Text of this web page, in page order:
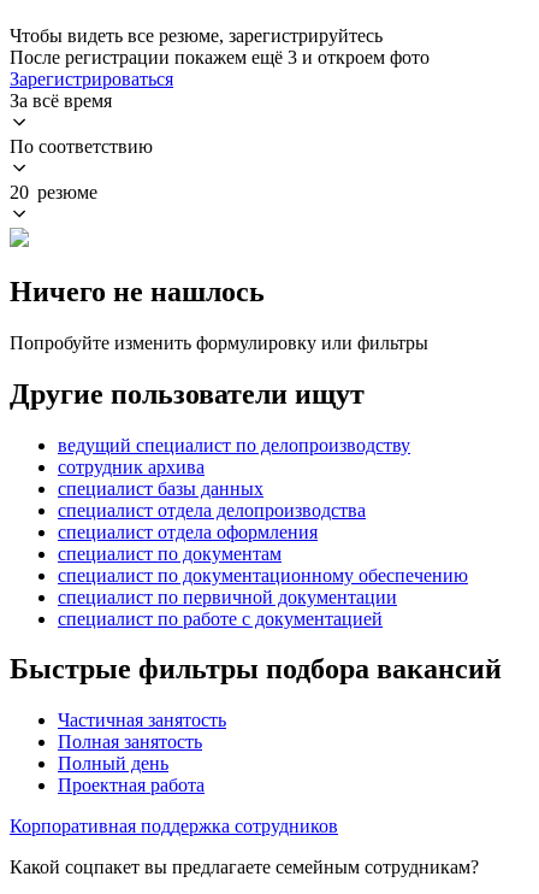
Чтобы видеть все резюме, зарегистрируйтесь
После регистрации покажем ещё 3 и откроем фото
Зарегистрироваться
За всё время
По соответствию
20 резюме
Ничего не нашлось
Попробуйте изменить формулировку или фильтры
Другие пользователи ищут
ведущий специалист по делопроизводству
сотрудник архива
специалист базы данных
специалист отдела делопроизводства
специалист отдела оформления
специалист по документам
специалист по документационному обеспечению
специалист по первичной документации
специалист по работе с документацией
Быстрые фильтры подбора вакансий
Частичная занятость
Полная занятость
Полный день
Проектная работа
Корпоративная поддержка сотрудников
Какой соцпакет вы предлагаете семейным сотрудникам?